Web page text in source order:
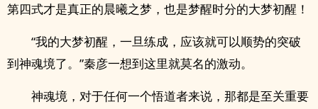
第四式才是真正的晨曦之梦，也是梦醒时分的大梦初醒！
“我的大梦初醒，一旦练成，应该就可以顺势的突破
到神魂境了。”秦彦一想到这里就莫名的激动。
神魂境，对于任何一个悟道者来说，那都是至关重要